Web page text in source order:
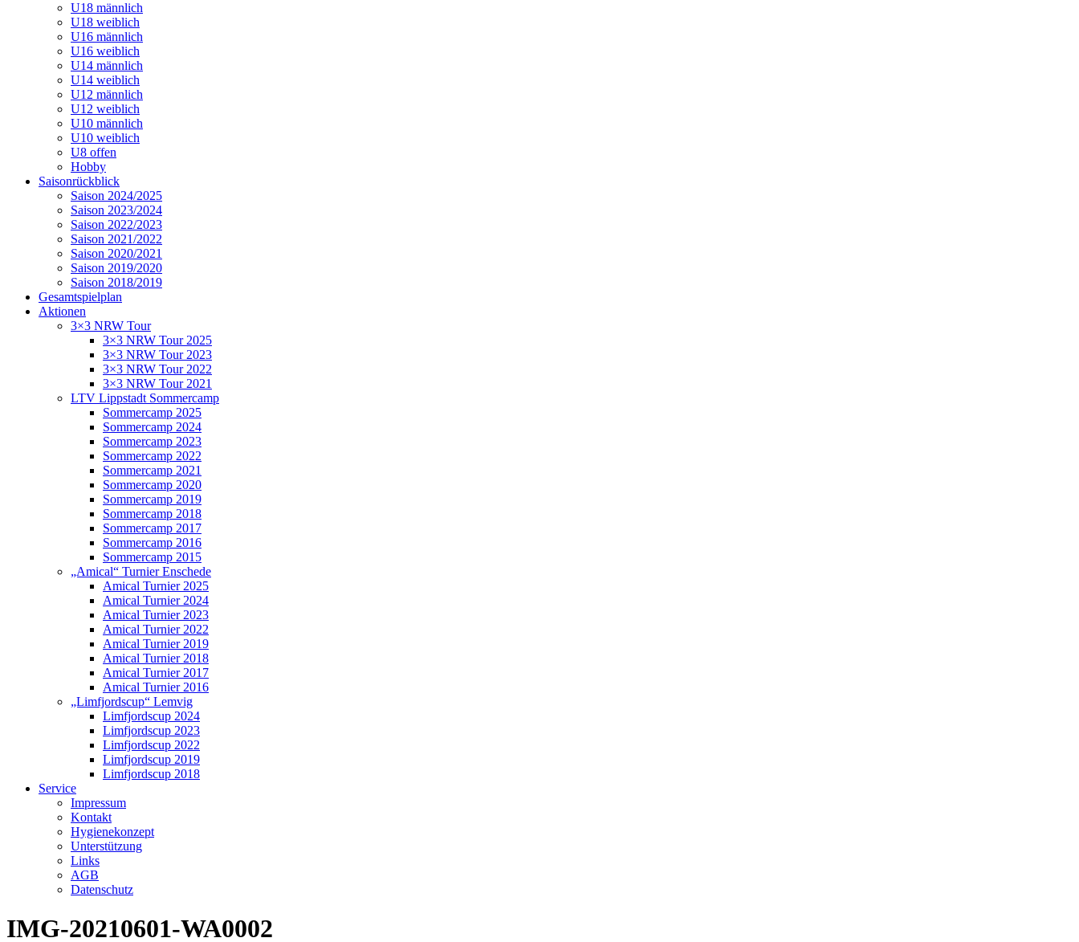
U18 männlich
U18 weiblich
U16 männlich
U16 weiblich
U14 männlich
U14 weiblich
U12 männlich
U12 weiblich
U10 männlich
U10 weiblich
U8 offen
Hobby
Saisonrückblick
Saison 2024/2025
Saison 2023/2024
Saison 2022/2023
Saison 2021/2022
Saison 2020/2021
Saison 2019/2020
Saison 2018/2019
Gesamtspielplan
Aktionen
3×3 NRW Tour
3×3 NRW Tour 2025
3×3 NRW Tour 2023
3×3 NRW Tour 2022
3×3 NRW Tour 2021
LTV Lippstadt Sommercamp
Sommercamp 2025
Sommercamp 2024
Sommercamp 2023
Sommercamp 2022
Sommercamp 2021
Sommercamp 2020
Sommercamp 2019
Sommercamp 2018
Sommercamp 2017
Sommercamp 2016
Sommercamp 2015
„Amical“ Turnier Enschede
Amical Turnier 2025
Amical Turnier 2024
Amical Turnier 2023
Amical Turnier 2022
Amical Turnier 2019
Amical Turnier 2018
Amical Turnier 2017
Amical Turnier 2016
„Limfjordscup“ Lemvig
Limfjordscup 2024
Limfjordscup 2023
Limfjordscup 2022
Limfjordscup 2019
Limfjordscup 2018
Service
Impressum
Kontakt
Hygienekonzept
Unterstützung
Links
AGB
Datenschutz
IMG-20210601-WA0002